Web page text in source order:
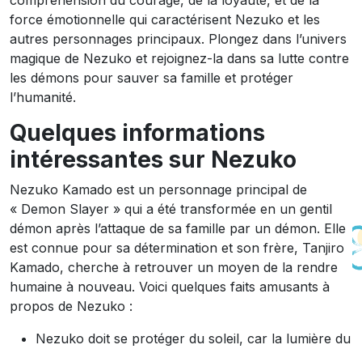
force émotionnelle qui caractérisent Nezuko et les
autres personnages principaux. Plongez dans l’univers
magique de Nezuko et rejoignez-la dans sa lutte contre
les démons pour sauver sa famille et protéger
l’humanité.
Quelques informations
intéressantes sur Nezuko
Nezuko Kamado est un personnage principal de
« Demon Slayer » qui a été transformée en un gentil
démon après l’attaque de sa famille par un démon. Elle
est connue pour sa détermination et son frère, Tanjiro
Kamado, cherche à retrouver un moyen de la rendre
humaine à nouveau. Voici quelques faits amusants à
propos de Nezuko :
Nezuko doit se protéger du soleil, car la lumière du